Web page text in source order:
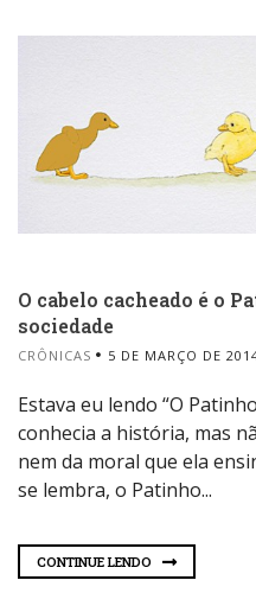
O cabelo cacheado é o
sociedade
CRÔNICAS 5 DE MARÇO DE
Estava eu lendo “O
conhecia a história, mas
nem da moral que ela
se lembra, o Patinho...
CONTINUE LENDO